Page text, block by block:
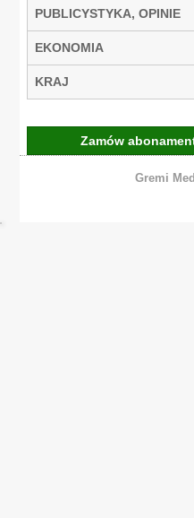
PUBLICYSTYKA, OPINIE
EKONOMIA
KRAJ
Zamów
Gremi